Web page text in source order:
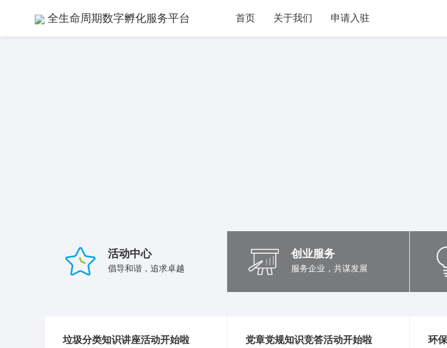
全生命周期数字孵化服务平台 首页 关于我们 申请入驻
活动中心
倡导和谐，追求卓越
创业服务
服务企业，共谋发展
垃圾分类知识讲座活动开始啦 党章党规知识竞答活动开始啦 环